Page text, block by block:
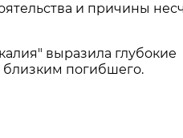
и причины
выразила глубокие
погибшего.